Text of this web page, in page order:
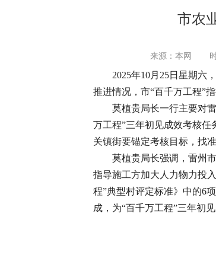
市农
来源：本网
2025年10月25日星期六
推进情况，市“百千万工程”
莫植贵局长一行主要对
万工程”三年初见成效考核
关镇街要锚定考核目标，找
莫植贵局长强调，雷州
指导施工方加大人力物力投
程”典型村评定标准》中的6
成，为“百千万工程”三年初